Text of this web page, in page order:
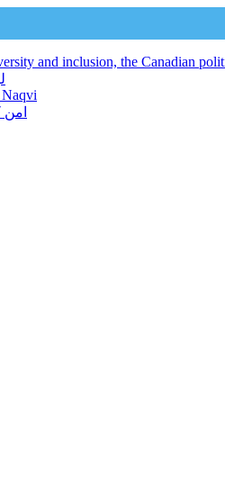
and inclusion, the Canadian